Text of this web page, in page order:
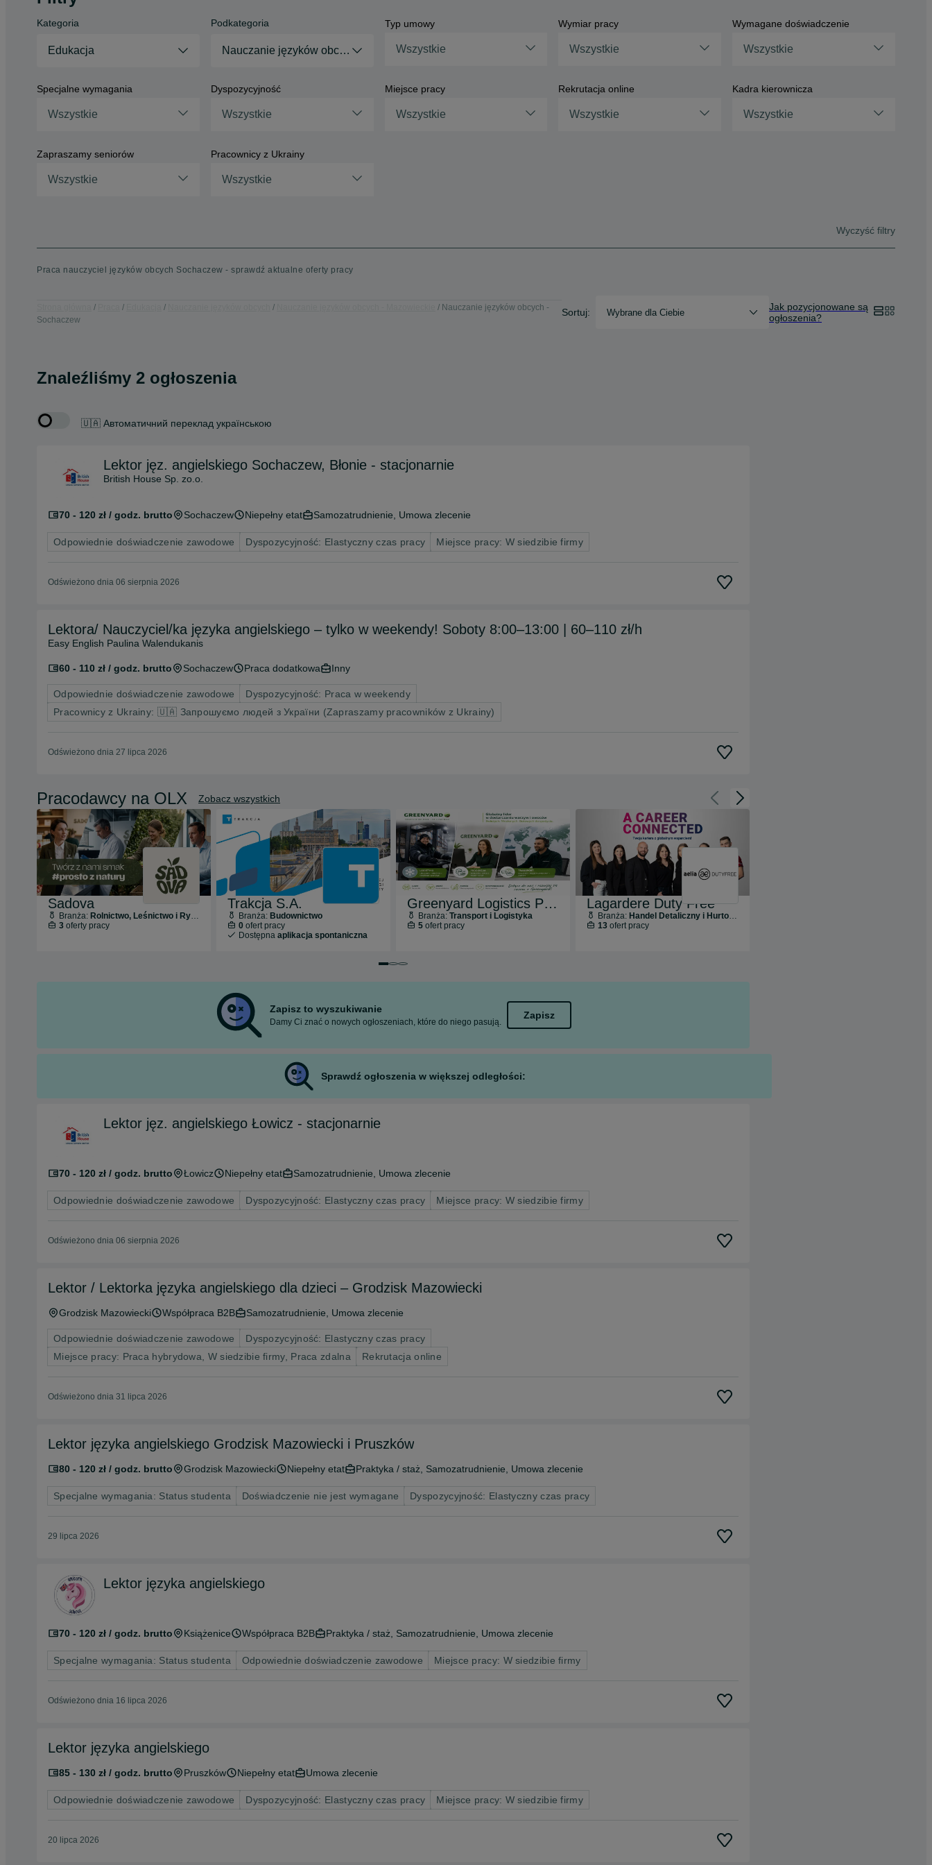
Kategoria
Edukacja
Podkategoria
Nauczanie języków obcych
Typ umowy
Wszystkie
Wymiar pracy
Wszystkie
Wymagane doświadczenie
Wszystkie
Specjalne wymagania
Wszystkie
Dyspozycyjność
Wszystkie
Miejsce pracy
Wszystkie
Rekrutacja online
Wszystkie
Kadra kierownicza
Wszystkie
Zapraszamy seniorów
Wszystkie
Pracownicy z Ukrainy
Wszystkie
Wyczyść filtry
Praca nauczyciel języków obcych Sochaczew - sprawdź aktualne oferty pracy
Nauczanie języków obcych -
Sochaczew
Sortuj: Wybrane dla Ciebie
Jak pozycjonowane są
ogłoszenia?
Znaleźliśmy 2 ogłoszenia
🇺🇦 Автоматичний переклад українською
Lektor jęz. angielskiego Sochaczew, Błonie - stacjonarnie
British House Sp. zo.o.
70 - 120 zł / godz. brutto Sochaczew Niepełny etat Samozatrudnienie, Umowa zlecenie
Odpowiednie doświadczenie zawodowe Dyspozycyjność: Elastyczny czas pracy Miejsce pracy: W siedzibie firmy
Odświeżono dnia 06 sierpnia 2026
Lektora/ Nauczyciel/ka języka angielskiego – tylko w weekendy! Soboty 8:00–13:00 | 60–110 zł/h
Easy English Paulina Walendukanis
60 - 110 zł / godz. brutto Sochaczew Praca dodatkowa Inny
Odpowiednie doświadczenie zawodowe
Dyspozycyjność: Praca w weekendy
Pracownicy z Ukrainy: 🇺🇦 Запрошуємо людей з України (Zapraszamy pracowników z Ukrainy)
Odświeżono dnia 27 lipca 2026
Pracodawcy na OLX Zobacz wszystkich Cofnij do slajdu 1 z 3
Przejdź do slajdu 2 z 3
Sadova
Branża: Rolnictwo, Leśnictwo i Rybołówstwo
3oferty pracy
Trakcja S.A.
Branża: Budownictwo
0 ofert pracy
Dostępna aplikacja spontaniczna
Greenyard Logistics Poland
Branża: Transport i Logistyka
5ofert pracy
Lagardere Duty Free
Branża: Handel Detaliczny i Hurtowy
13ofert pracy
Przejdź do slajdu 1 z 3
Przejdź do slajdu 2 z 3
Przejdź do slajdu 3 z 3
Zapisz to wyszukiwanie
Damy Ci znać o nowych ogłoszeniach, które do niego pasują.
Zapisz
Sprawdź ogłoszenia w większej odległości:
Lektor jęz. angielskiego Łowicz - stacjonarnie
70 - 120 zł / godz. brutto Łowicz Niepełny etat Samozatrudnienie, Umowa zlecenie
Odpowiednie doświadczenie zawodowe Dyspozycyjność: Elastyczny czas pracy Miejsce pracy: W siedzibie firmy
Odświeżono dnia 06 sierpnia 2026
Lektor / Lektorka języka angielskiego dla dzieci – Grodzisk Mazowiecki
Grodzisk Mazowiecki Współpraca B2B Samozatrudnienie, Umowa zlecenie
Odpowiednie doświadczenie zawodowe
Dyspozycyjność: Elastyczny czas pracy
Miejsce pracy: Praca hybrydowa, W siedzibie firmy, Praca zdalna
Rekrutacja online
Odświeżono dnia 31 lipca 2026
Lektor języka angielskiego Grodzisk Mazowiecki i Pruszków
80 - 120 zł / godz. brutto Grodzisk Mazowiecki Niepełny etat Praktyka / staż, Samozatrudnienie, Umowa zlecenie
Specjalne wymagania: Status studenta Doświadczenie nie jest wymagane Dyspozycyjność: Elastyczny czas pracy
29 lipca 2026
Lektor języka angielskiego
70 - 120 zł / godz. brutto Książenice Współpraca B2B Praktyka / staż, Samozatrudnienie, Umowa zlecenie
Specjalne wymagania: Status studenta Odpowiednie doświadczenie zawodowe Miejsce pracy: W siedzibie firmy
Odświeżono dnia 16 lipca 2026
Lektor języka angielskiego
85 - 130 zł / godz. brutto Pruszków Niepełny etat Umowa zlecenie
Odpowiednie doświadczenie zawodowe Dyspozycyjność: Elastyczny czas pracy Miejsce pracy: W siedzibie firmy
20 lipca 2026